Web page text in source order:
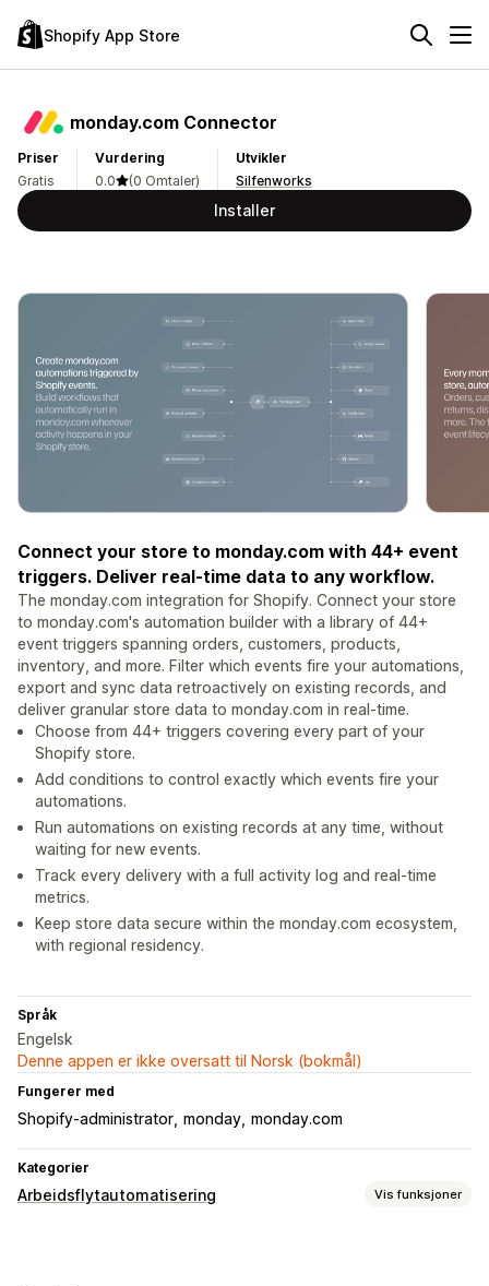
Shopify App Store
monday.com Connector
Priser
Gratis
Vurdering
0.0
(0 Omtaler)
Utvikler
Silfenworks
Installer
Connect your store to monday.com with 44+ event
triggers. Deliver real-time data to any workflow.
The monday.com integration for Shopify. Connect your store
to monday.com's automation builder with a library of 44+
event triggers spanning orders, customers, products,
inventory, and more. Filter which events fire your automations,
export and sync data retroactively on existing records, and
deliver granular store data to monday.com in real-time.
Choose from 44+ triggers covering every part of your
Shopify store.
Add conditions to control exactly which events fire your
automations.
Run automations on existing records at any time, without
waiting for new events.
Track every delivery with a full activity log and real-time
metrics.
Keep store data secure within the monday.com ecosystem,
with regional residency.
Språk
Engelsk
Denne appen er ikke oversatt til Norsk (bokmål)
Fungerer med
Shopify-administrator monday monday.com
Kategorier
Arbeidsflytautomatisering Vis funksjoner